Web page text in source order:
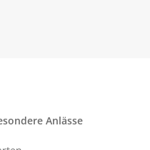
Anlässe